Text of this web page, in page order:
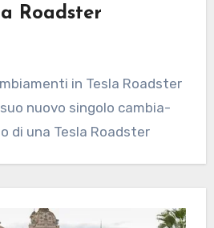
Roadster
in Tesla Roadster
nuovo singolo cambia-
di una Tesla Roadster